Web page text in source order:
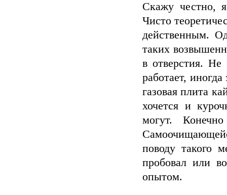
Скажу честно,
Чисто
действенным.
таких
в отверстия.
работает,
газовая плита
хочется и
могут.
поводу такого
пробовал или
опытом.